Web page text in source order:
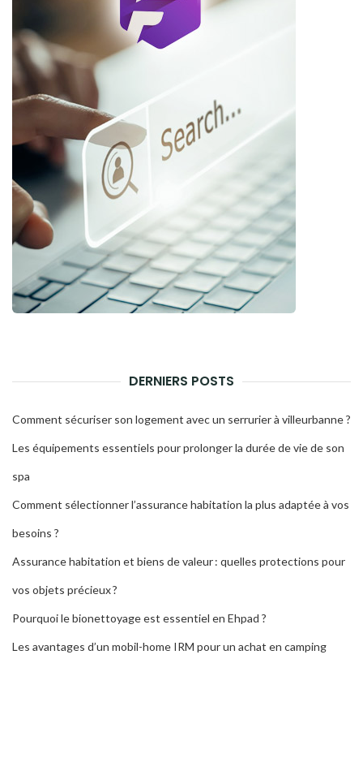
DERNIERS POSTS
Comment sécuriser son logement avec un serrurier à villeurbanne ?
Les équipements essentiels pour prolonger la durée de vie de son
spa
Comment sélectionner l’assurance habitation la plus adaptée à vos
besoins ?
Assurance habitation et biens de valeur : quelles protections pour
vos objets précieux ?
Pourquoi le bionettoyage est essentiel en Ehpad ?
Les avantages d’un mobil-home IRM pour un achat en camping